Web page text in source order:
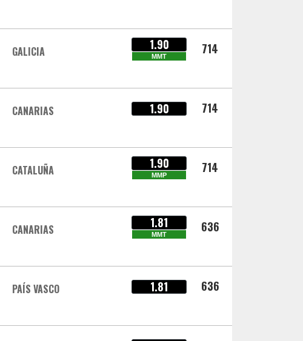
GALICIA 1.90
MMT 714
CANARIAS 1.90 714
CATALUÑA 1.90
MMP 714
CANARIAS 1.81
MMT 636
PAÍS VASCO 1.81 636